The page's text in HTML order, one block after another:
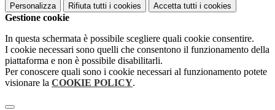
Personalizza Rifiuta tutti i cookies Accetta tutti i cookies
Gestione cookie
In questa schermata è possibile scegliere quali cookie consentire.
I cookie necessari sono quelli che consentono il funzionamento della
piattaforma e non è possibile disabilitarli.
Per conoscere quali sono i cookie necessari al funzionamento potete
visionare la COOKIE POLICY.